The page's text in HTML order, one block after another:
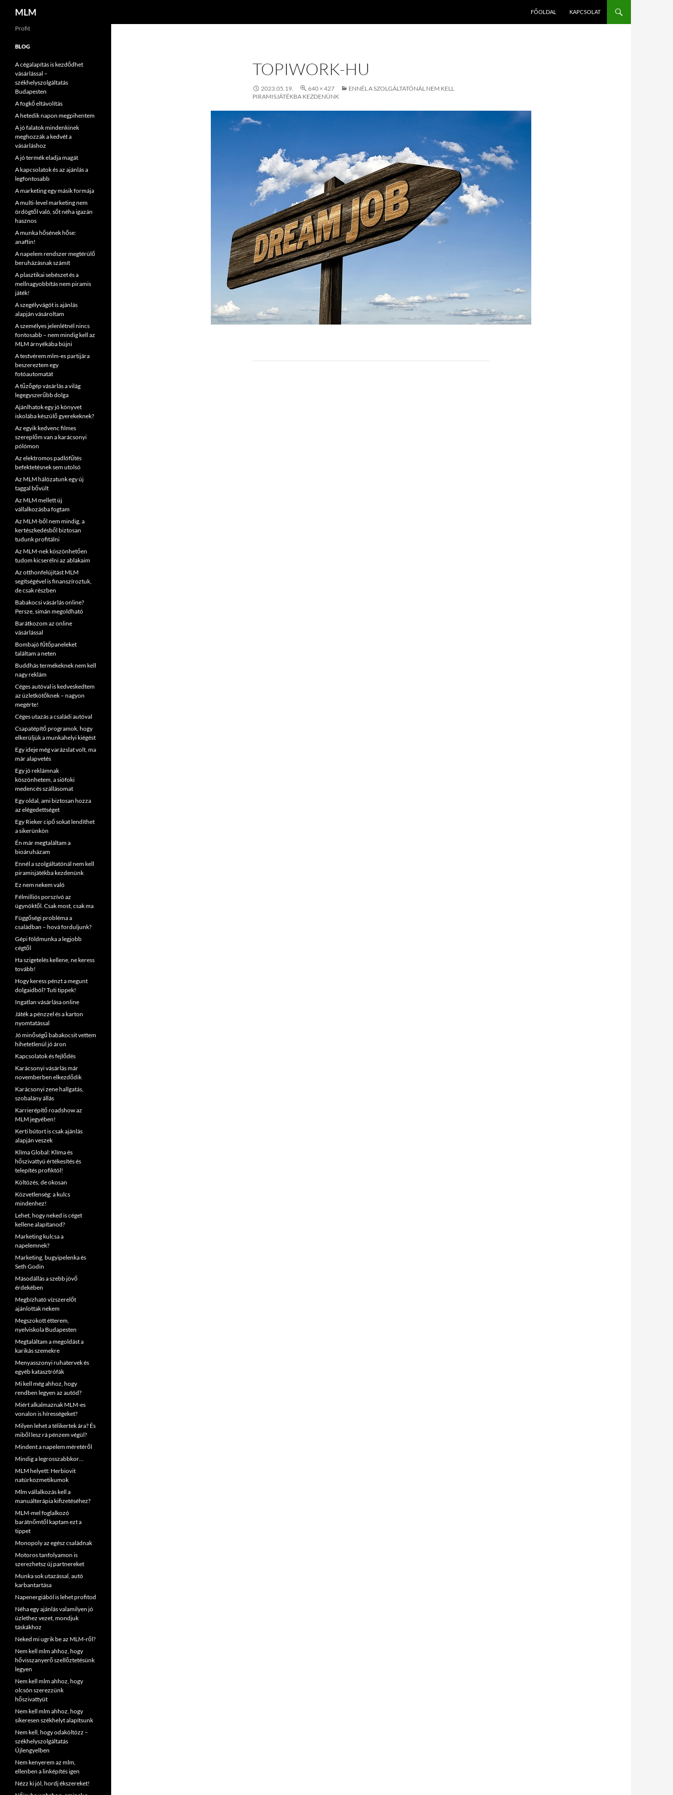
Tartalomhoz
MLM FŐOLDAL KAPCSOLAT
TOPIWORK-HU
2023.05.19. 640 × 427
ENNÉL A SZOLGÁLTATÓNÁL NEM KELL
PIRAMISJÁTÉKBA KEZDENÜNK
Profit
BLOG
A cégalapítás is kezdődhet
vásárlással –
székhelyszolgáltatás
Budapesten
A fogkő eltávolítás
A hetedik napon megpihentem
A jó falatok mindenkinek
meghozzák a kedvét a
vásárláshoz
A jó termék eladja magát
A kapcsolatok és az ajánlás a
legfontosabb
A marketing egy másik formája
A multi-level marketing nem
ördögtől való, sőt néha igazán
hasznos
A munka hősének hőse:
anaftin!
A napelem rendszer megtérülő
beruházásnak számít
A plasztikai sebészet és a
mellnagyobbítás nem piramis
játék!
A szegélyvágót is ajánlás
alapján vásároltam
A személyes jelenlétnél nincs
fontosabb – nem mindig kell az
MLM árnyékába bújni
A testvérem mlm-es partijára
beszereztem egy
fotóautomatát
A tűzőgép vásárlás a világ
legegyszerűbb dolga
Ajánlhatok egy jó könyvet
iskolába készülő gyerekeknek?
Az egyik kedvenc filmes
szereplőm van a karácsonyi
pólómon
Az elektromos padlófűtés
befektetésnek sem utolsó
Az MLM hálózatunk egy új
taggal bővült
Az MLM mellett új
vállalkozásba fogtam
Az MLM-ből nem mindig, a
kertészkedésből biztosan
tudunk profitálni
Az MLM-nek köszönhetően
tudom kicserélni az ablakaim
Az otthonfelújítást MLM
segítségével is finanszíroztuk,
de csak részben
Babakocsi vásárlás online?
Persze, simán megoldható
Barátkozom az online
vásárlással
Bombajó fűtőpaneleket
találtam a neten
Buddhás termékeknek nem kell
nagy reklám
Céges autóval is kedveskedtem
az üzletkötőknek – nagyon
megérte!
Céges utazás a családi autóval
Csapatépítő programok, hogy
elkerüljük a munkahelyi kiégést
Egy ideje még varázslat volt, ma
már alapvetés
Egy jó reklámnak
köszönhetem, a siófoki
medencés szállásomat
Egy oldal, ami biztosan hozza
az elégedettséget
Egy Rieker cipő sokat lendíthet
a sikerünkön
Én már megtaláltam a
bioáruházam
Ennél a szolgáltatónál nem kell
piramisjátékba kezdenünk
Ez nem nekem való
Félmilliós porszívó az
ügynöktől. Csak most, csak ma
Függőségi probléma a
családban – hová forduljunk?
Gépi földmunka a legjobb
cégtől
Ha szigetelés kellene, ne keress
tovább!
Hogy keress pénzt a megunt
dolgaidból? Tuti tippek!
Ingatlan vásárlása online
Játék a pénzzel és a karton
nyomtatással
Jó minőségű babakocsit vettem
hihetetlenül jó áron
Kapcsolatok és fejlődés
Karácsonyi vásárlás már
novemberben elkezdődik
Karácsonyi zene hallgatás,
szobalány állás
Karrierépítő roadshow az
MLM jegyében!
Kerti bútort is csak ajánlás
alapján veszek
Klíma Global: Klíma és
hőszivattyú értékesítés és
telepítés profiktól!
Költözés, de okosan
Közvetlenség: a kulcs
mindenhez!
Lehet, hogy neked is céget
kellene alapítanod?
Marketing kulcsa a
napelemnek?
Marketing, bugyipelenka és
Seth Godin
Másodállás a szebb jövő
érdekében
Megbízható vízszerelőt
ajánlottak nekem
Megszokott étterem,
nyelviskola Budapesten
Megtaláltam a megoldást a
karikás szemekre
Menyasszonyi ruhatervek és
egyéb katasztrófák
Mi kell még ahhoz, hogy
rendben legyen az autód?
Miért alkalmaznak MLM-es
vonalon is hírességeket?
Milyen lehet a télikertek ára? És
miből lesz rá pénzem végül?
Mindent a napelem méretéről
Mindig a legrosszabbkor…
MLM helyett: Herbiovit
natúrkozmetikumok
Mlm vállalkozás kell a
manuálterápia kifizetéséhez?
MLM-mel foglalkozó
barátnőmtől kaptam ezt a
tippet
Monopoly az egész családnak
Motoros tanfolyamon is
szerezhetsz új partnereket
Munka sok utazással, autó
karbantartása
Napenergiából is lehet profitod
Néha egy ajánlás valamilyen jó
üzlethez vezet, mondjuk
táskákhoz
Neked mi ugrik be az MLM-ről?
Nem kell mlm ahhoz, hogy
hővisszanyerő szellőztetésünk
legyen
Nem kell mlm ahhoz, hogy
olcsón szerezzünk
hőszivattyút
Nem kell mlm ahhoz, hogy
sikeresen székhelyt alapítsunk
Nem kell, hogy odaköltözz –
székhelyszolgáltatás
Újlengyelben
Nem kenyerem az mlm,
ellenben a linképítés igen
Nézz ki jól, hordj ékszereket!